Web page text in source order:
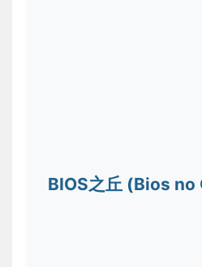
BIOS之丘 (Bios no